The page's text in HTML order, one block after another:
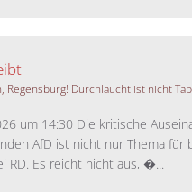
Regensburg! Durchlaucht ist nicht
um 14:30 Die kritische
AfD ist nicht nur Thema für
RD. Es reicht nicht aus, �...